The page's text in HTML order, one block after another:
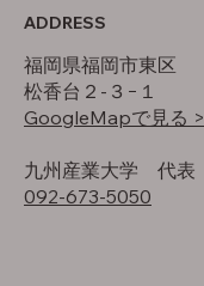
ADDRESS
福岡県福岡市東区
松香台２-３−１
GoogleMapで見る >
​九州産業大学 代表
092-673-5050